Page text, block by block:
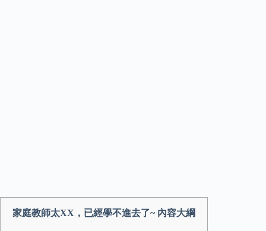
家庭教師太XX，已經學不進去了~ 內容大綱